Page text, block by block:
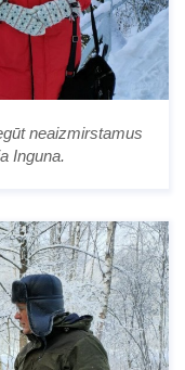
neaizmirstamus
Inguna.